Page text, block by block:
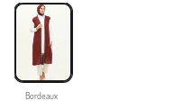
Bordeaux